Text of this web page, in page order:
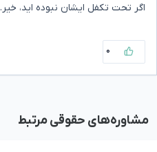
اگر تحت تکفل ایشان نبوده اید، خیر.
۰
مشاوره‌های حقوقی مرتبط